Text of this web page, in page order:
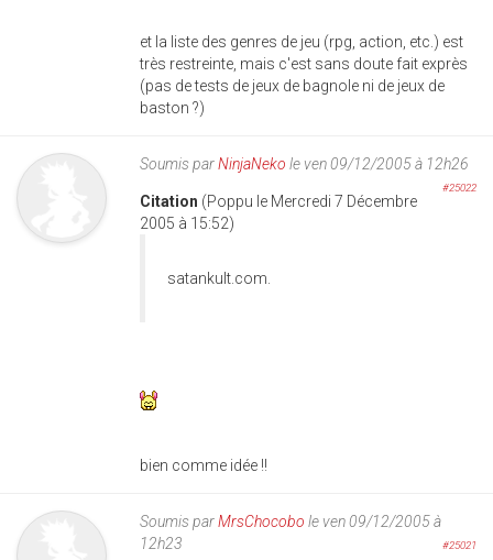
et la liste des genres de jeu (rpg, action, etc.) est
très restreinte, mais c'est sans doute fait exprès
(pas de tests de jeux de bagnole ni de jeux de
baston ?)
Soumis parNinjaNeko le ven 09/12/2005 à 12h26
#25022
Citation (Poppu le Mercredi 7 Décembre
2005 à 15:52)
satankult.com.
bien comme idée !!
Soumis parMrsChocobo le ven 09/12/2005 à
12h23
#25021